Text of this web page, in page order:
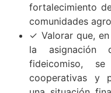
fortalecimiento
comunidades
✓ Valorar que,
la asignación
fideicomiso,
cooperativas y